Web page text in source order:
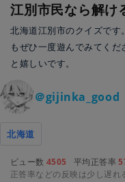
江別市民なら解け
北海道江別市のクイズです
もぜひ一度遊んでみてく
と嬉しいです。
＠gijinka_good
北海道
ビュー数 4505 平均正答率
正答率などの反映は少し遅れ